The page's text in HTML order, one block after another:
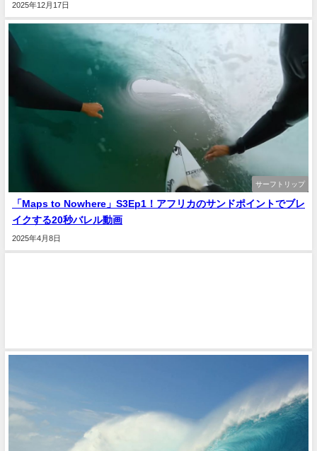
2025年12月17日
サーフトリップ
「Maps to Nowhere」S3Ep1！アフリカのサンドポイントでブレ
イクする20秒バレル動画
2025年4月8日